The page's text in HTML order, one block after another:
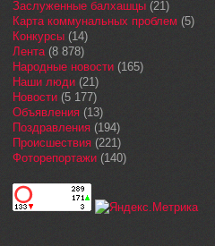
Заслуженные балхашцы (21)
Карта коммунальных проблем (5)
Конкурсы (14)
Лента(8 878)
Народные новости (165)
Наши люди (21)
Новости (5 177)
Объявления (13)
Поздравления (194)
Происшествия (221)
Фоторепортажи (140)